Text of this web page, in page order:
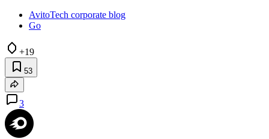
AvitoTech corporate blog
Go
+19
53
3